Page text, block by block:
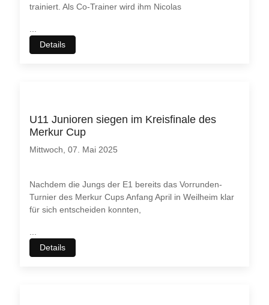
trainiert. Als Co-Trainer wird ihm Nicolas
Details
U11 Junioren siegen im Kreisfinale des
Merkur Cup
Mittwoch, 07. Mai 2025
Nachdem die Jungs der E1 bereits das Vorrunden-
Turnier des Merkur Cups Anfang April in Weilheim klar
für sich entscheiden konnten,
Details